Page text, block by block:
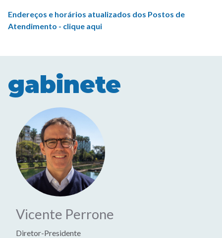
Endereços e horários atualizados dos Postos de
Atendimento - clique aqui
gabinete
Vicente Perrone
Diretor-Presidente